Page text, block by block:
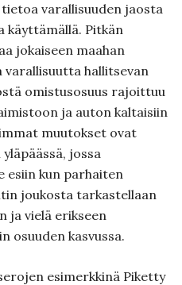
varallisuuden jaosta
käyttämällä. Pitkän
jokaiseen maahan
hallitsevan
omistusosuus rajoittuu
ja auton kaltaisiin
muutokset ovat
jossa
esiin kun parhaiten
joukosta tarkastellaan
ja vielä erikseen
osuuden kasvussa.
esimerkkinä Piketty